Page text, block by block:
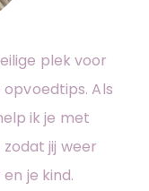
plek voor
Als
ik je met
jij weer
je kind.